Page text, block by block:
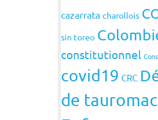
cazarrata charollois
sin toreo
constitutionnel
covid19 CRC
de